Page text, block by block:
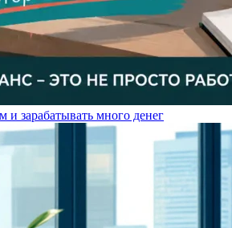
и зарабатывать много денег